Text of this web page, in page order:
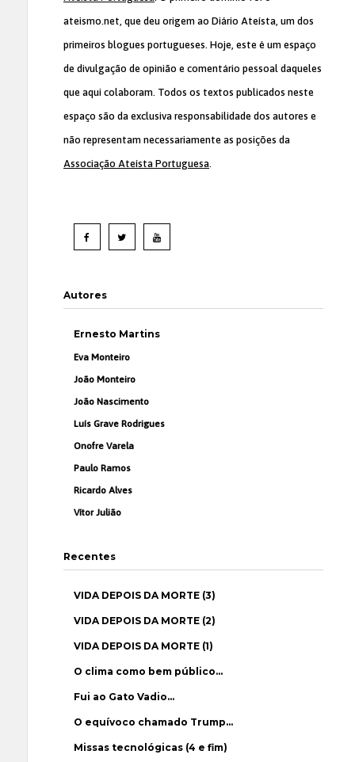
ateismo.net, que deu origem ao Diário Ateísta, um dos
primeiros blogues portugueses. Hoje, este é um espaço
de divulgação de opinião e comentário pessoal daqueles
que aqui colaboram. Todos os textos publicados neste
espaço são da exclusiva responsabilidade dos autores e
não representam necessariamente as posições da
Associação Ateísta Portuguesa.
Autores
Ernesto Martins
Eva Monteiro
João Monteiro
João Nascimento
Luís Grave Rodrigues
Onofre Varela
Paulo Ramos
Ricardo Alves
Vítor Julião
Recentes
VIDA DEPOIS DA MORTE (3)
VIDA DEPOIS DA MORTE (2)
VIDA DEPOIS DA MORTE (1)
O clima como bem público…
Fui ao Gato Vadio…
O equívoco chamado Trump…
Missas tecnológicas (4 e fim)